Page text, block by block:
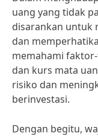
uang yang tidak
disarankan untuk
dan
memahami
dan kurs mata
risiko dan
berinvestasi.
Dengan begitu,